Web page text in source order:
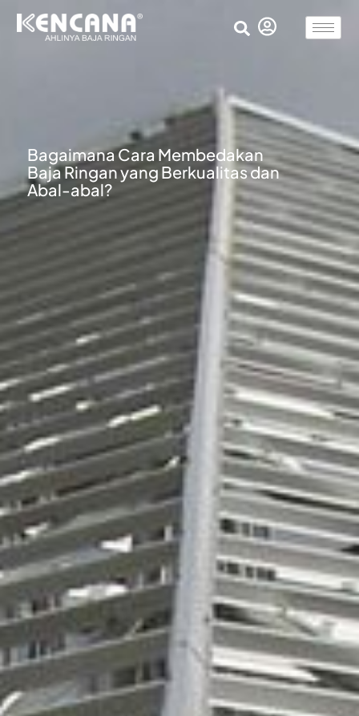
Bagaimana Cara Membedakan
Baja Ringan yang Berkualitas dan
Abal-abal?